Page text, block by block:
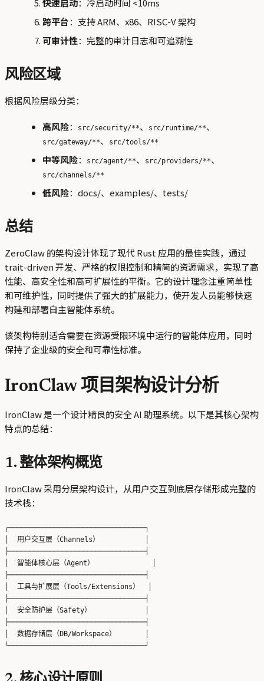
快速启动：冷启动时间 <10ms
跨平台：支持 ARM、x86、RISC-V 架构
可审计性：完整的审计日志和可追溯性
风险区域
根据风险层级分类：
高风险： src/security/**、 src/runtime/**、
src/gateway/**、 src/tools/**
中等风险： src/agent/**、 src/providers/**、
src/channels/**
低风险：docs/、examples/、tests/
总结
ZeroClaw 的架构设计体现了现代 Rust 应用的最佳实践，通过
trait-driven 开发、严格的权限控制和精简的资源需求，实现了高
性能、高安全性和高可扩展性的平衡。它的设计理念注重简单性
和可维护性，同时提供了强大的扩展能力，使开发人员能够快速
构建和部署自主智能体系统。
该架构特别适合需要在资源受限环境中运行的智能体应用，同时
保持了企业级的安全和可靠性标准。
IronClaw 项目架构设计分析
IronClaw 是一个设计精良的安全 AI 助理系统。以下是其核心架构
特点的总结：
1. 整体架构概览
IronClaw 采用分层架构设计，从用户交互到底层存储形成完整的
技术栈：
┌─────────────────────────────────┐
│  用户交互层（Channels）           │
├─────────────────────────────────┤
│  智能体核心层（Agent）              │
├─────────────────────────────────┤
│  工具与扩展层（Tools/Extensions）  │
├─────────────────────────────────┤
│  安全防护层（Safety）             │
├─────────────────────────────────┤
│  数据存储层（DB/Workspace）       │